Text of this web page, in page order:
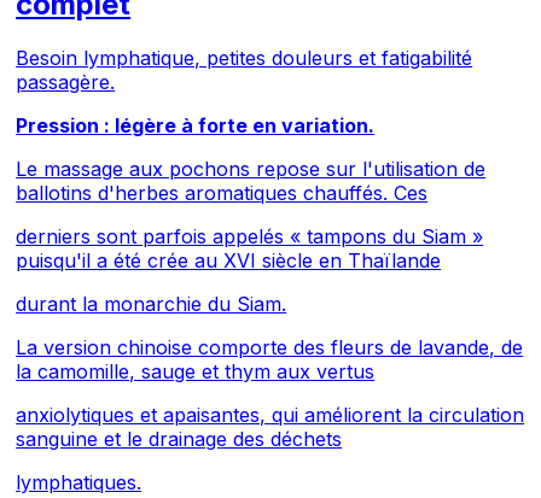
Besoin lymphatique, petites douleurs et fatigabilité
passagère.
Pression : légère à forte en variation.
Le massage aux pochons repose sur l'utilisation de
ballotins d'herbes aromatiques chauffés. Ces
derniers sont parfois appelés « tampons du Siam »
puisqu'il a été crée au XVI siècle en Thaïlande
durant la monarchie du Siam.
La version chinoise comporte des fleurs de lavande, de
la camomille, sauge et thym aux vertus
anxiolytiques et apaisantes, qui améliorent la circulation
sanguine et le drainage des déchets
lymphatiques.